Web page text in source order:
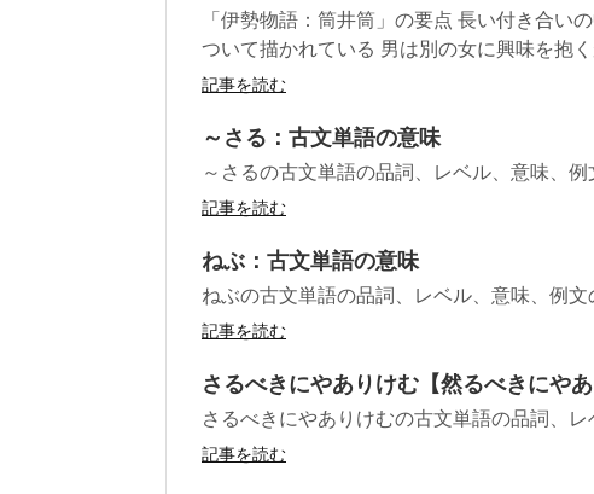
「伊勢物語：筒井筒」の要点 長い付き合い
ついて描かれている 男は別の女に興味を抱
記事を読む
～さる：古文単語の意味
～さるの古文単語の品詞、レベル、意味、例
記事を読む
ねぶ：古文単語の意味
ねぶの古文単語の品詞、レベル、意味、例文
記事を読む
さるべきにやありけむ【然るべきにや
さるべきにやありけむの古文単語の品詞、
記事を読む